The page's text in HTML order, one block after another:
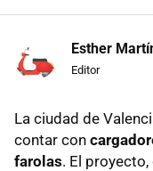
Esther
Editor
La ciudad de
contar con
farolas. El proyecto,